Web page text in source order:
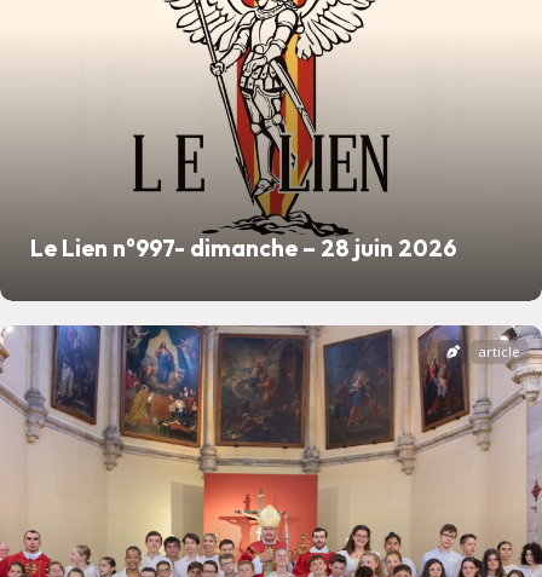
Le Lien n°997- dimanche – 28 juin 2026
article